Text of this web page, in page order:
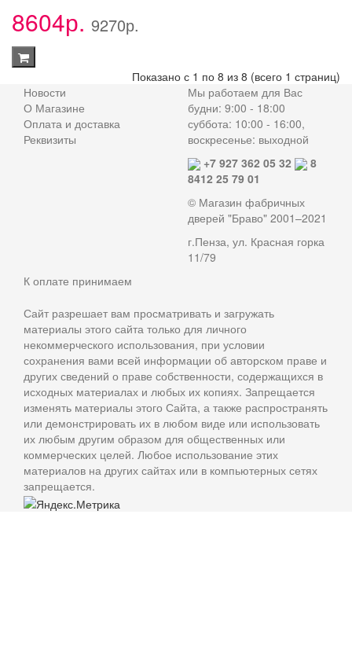
8604р. 9270р.
Показано с 1 по 8 из 8 (всего 1 страниц)
Новости
О Магазине
Оплата и доставка
Реквизиты
Мы работаем для Вас
будни: 9:00 - 18:00
суббота: 10:00 - 16:00,
воскресенье: выходной
+7 927 362 05 32
8
8412 25 79 01
© Магазин фабричных
дверей "Браво" 2001–2021
г.Пенза, ул. Красная горка
11/79
К оплате принимаем
Сайт разрешает вам просматривать и загружать
материалы этого сайта только для личного
некоммерческого использования, при условии
сохранения вами всей информации об авторском праве и
других сведений о праве собственности, содержащихся в
исходных материалах и любых их копиях. Запрещается
изменять материалы этого Сайта, а также распространять
или демонстрировать их в любом виде или использовать
их любым другим образом для общественных или
коммерческих целей. Любое использование этих
материалов на других сайтах или в компьютерных сетях
запрещается.